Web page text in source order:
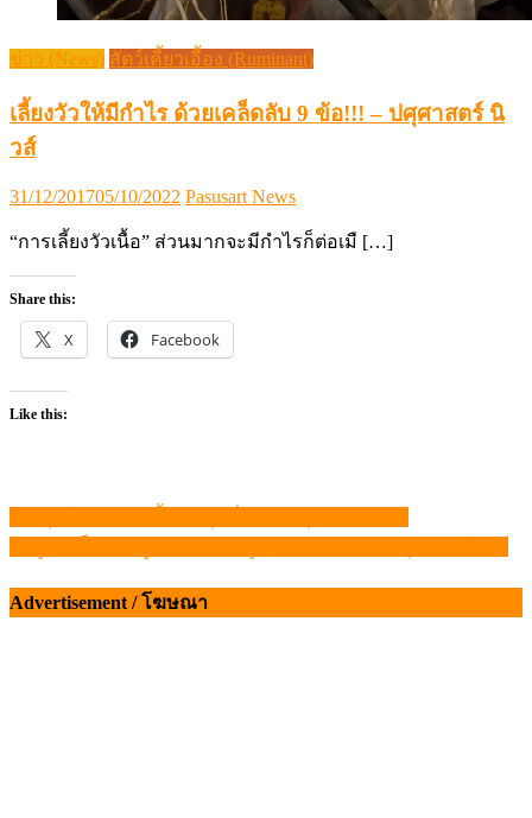
ข่าว (News) สัตว์เคี้ยวเอื้อง (Ruminant)
เลี้ยงวัวให้มีกำไร ด้วยเคล็ดลับ 9 ข้อ!!! – ปศุศาสตร์ นิ
วส์
Posted
31/12/201705/10/2022 Author
Pasusart News
“การเลี้ยงวัวเนื้อ” ส่วนมากจะมีกำไรก็ต่อเมื […]
Share this:
X Facebook
Like this:
แนะแนว
Advertisement / โฆษณา